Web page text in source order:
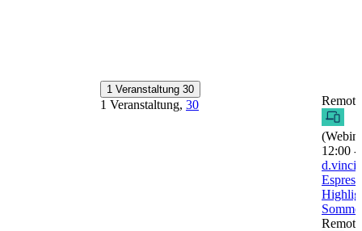
1 Veranstaltung 30
1 Veranstaltung, 30 Remote
12:00 -
d.vinci
Remote